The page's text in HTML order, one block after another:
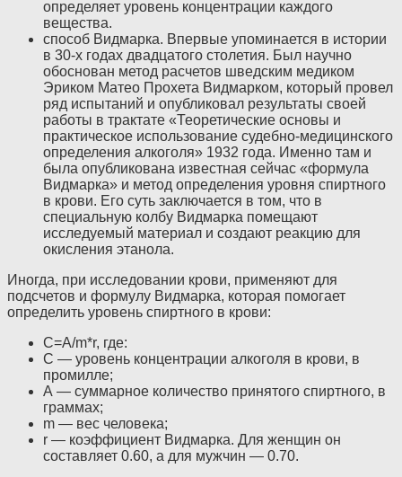
определяет уровень концентрации каждого
вещества.
способ Видмарка. Впервые упоминается в истории
в 30-х годах двадцатого столетия. Был научно
обоснован метод расчетов шведским медиком
Эриком Матео Прохета Видмарком, который провел
ряд испытаний и опубликовал результаты своей
работы в трактате «Теоретические основы и
практическое использование судебно-медицинского
определения алкоголя» 1932 года. Именно там и
была опубликована известная сейчас «формула
Видмарка» и метод определения уровня спиртного
в крови. Его суть заключается в том, что в
специальную колбу Видмарка помещают
исследуемый материал и создают реакцию для
окисления этанола.
Иногда, при исследовании крови, применяют для
подсчетов и формулу Видмарка, которая помогает
определить уровень спиртного в крови:
C=A/m*r, где:
С — уровень концентрации алкоголя в крови, в
промилле;
А — суммарное количество принятого спиртного, в
граммах;
m — вес человека;
r — коэффициент Видмарка. Для женщин он
составляет 0.60, а для мужчин — 0.70.